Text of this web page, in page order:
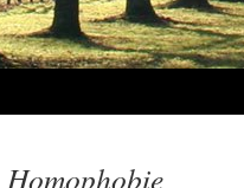
Homophobie